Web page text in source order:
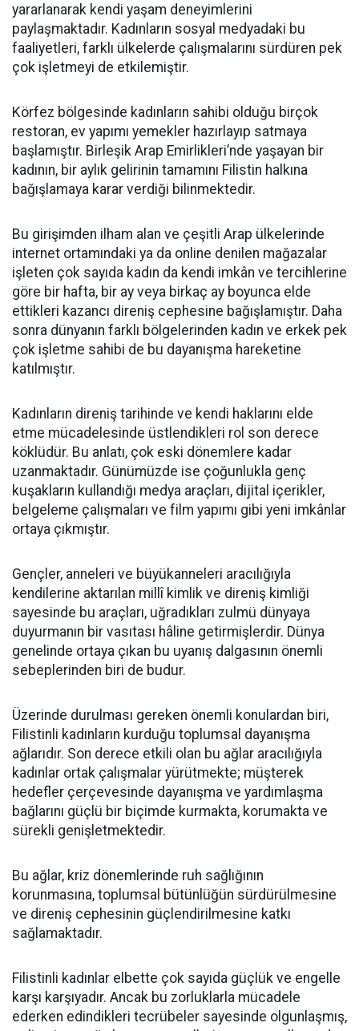
yararlanarak kendi yaşam deneyimlerini
paylaşmaktadır. Kadınların sosyal medyadaki bu
faaliyetleri, farklı ülkelerde çalışmalarını sürdüren pek
çok işletmeyi de etkilemiştir.
Körfez bölgesinde kadınların sahibi olduğu birçok
restoran, ev yapımı yemekler hazırlayıp satmaya
başlamıştır. Birleşik Arap Emirlikleri’nde yaşayan bir
kadının, bir aylık gelirinin tamamını Filistin halkına
bağışlamaya karar verdiği bilinmektedir.
Bu girişimden ilham alan ve çeşitli Arap ülkelerinde
internet ortamındaki ya da online denilen mağazalar
işleten çok sayıda kadın da kendi imkân ve tercihlerine
göre bir hafta, bir ay veya birkaç ay boyunca elde
ettikleri kazancı direniş cephesine bağışlamıştır. Daha
sonra dünyanın farklı bölgelerinden kadın ve erkek pek
çok işletme sahibi de bu dayanışma hareketine
katılmıştır.
Kadınların direniş tarihinde ve kendi haklarını elde
etme mücadelesinde üstlendikleri rol son derece
köklüdür. Bu anlatı, çok eski dönemlere kadar
uzanmaktadır. Günümüzde ise çoğunlukla genç
kuşakların kullandığı medya araçları, dijital içerikler,
belgeleme çalışmaları ve film yapımı gibi yeni imkânlar
ortaya çıkmıştır.
Gençler, anneleri ve büyükanneleri aracılığıyla
kendilerine aktarılan millî kimlik ve direniş kimliği
sayesinde bu araçları, uğradıkları zulmü dünyaya
duyurmanın bir vasıtası hâline getirmişlerdir. Dünya
genelinde ortaya çıkan bu uyanış dalgasının önemli
sebeplerinden biri de budur.
Üzerinde durulması gereken önemli konulardan biri,
Filistinli kadınların kurduğu toplumsal dayanışma
ağlarıdır. Son derece etkili olan bu ağlar aracılığıyla
kadınlar ortak çalışmalar yürütmekte; müşterek
hedefler çerçevesinde dayanışma ve yardımlaşma
bağlarını güçlü bir biçimde kurmakta, korumakta ve
sürekli genişletmektedir.
Bu ağlar, kriz dönemlerinde ruh sağlığının
korunmasına, toplumsal bütünlüğün sürdürülmesine
ve direniş cephesinin güçlendirilmesine katkı
sağlamaktadır.
Filistinli kadınlar elbette çok sayıda güçlük ve engelle
karşı karşıyadır. Ancak bu zorluklarla mücadele
ederken edindikleri tecrübeler sayesinde olgunlaşmış,